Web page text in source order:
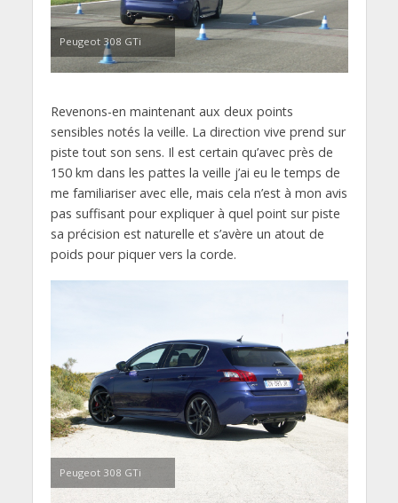
Peugeot 308 GTi
Revenons-en maintenant aux deux points
sensibles notés la veille. La direction vive prend sur
piste tout son sens. Il est certain qu’avec près de
150 km dans les pattes la veille j’ai eu le temps de
me familiariser avec elle, mais cela n’est à mon avis
pas suffisant pour expliquer à quel point sur piste
sa précision est naturelle et s’avère un atout de
poids pour piquer vers la corde.
Peugeot 308 GTi